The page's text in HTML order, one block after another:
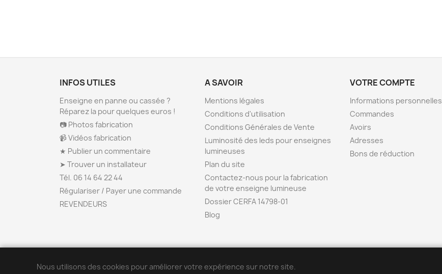
INFOS UTILES
Enseigne en panne ou cassée ?
Réparez la pour quelques euros !
📷 Photos fabrication
📹 Vidéos fabrication
★ Publier un commentaire
➤ Trouver un installateur
Tél. 06 14 64 22 44
Régulariser / Payer une commande
REVENDEURS
A SAVOIR
Mentions légales
Conditions d'utilisation
Conditions Générales de Vente
Luminosité des leds pour enseignes
lumineuses
Plan du site
Contactez-nous pour la fabrication
de votre enseigne lumineuse
Dossier CERFA 14798-01
Blog
VOTRE COMPTE
Informations personnelles
Commandes
Avoirs
Adresses
Bons de réduction
Nous utilisons des cookies pour améliorer votre expérience sur notre site.